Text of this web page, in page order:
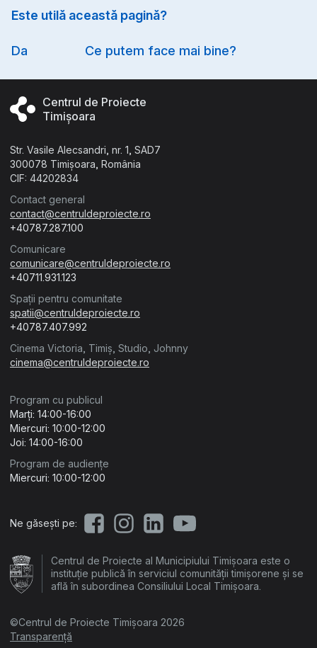
Este utilă această pagină?
Da Ce putem face mai bine?
Centrul de Proiecte
Timișoara
Str. Vasile Alecsandri, nr. 1, SAD7
300078 Timișoara, România
CIF: 44202834
Contact general
contact@centruldeproiecte.ro
+40787.287.100
Comunicare
comunicare@centruldeproiecte.ro
+40711.931.123
Spații pentru comunitate
spatii@centruldeproiecte.ro
+40787.407.992
Cinema Victoria, Timiș, Studio, Johnny
cinema@centruldeproiecte.ro
Program cu publicul
Marți: 14:00-16:00
Miercuri: 10:00-12:00
Joi: 14:00-16:00
Program de audiențe
Miercuri: 10:00-12:00
Ne găsești pe:
Centrul de Proiecte al Municipiului Timișoara este o
instituție publică în serviciul comunității timișorene și se
află în subordinea Consiliului Local Timișoara.
©Centrul de Proiecte Timișoara 2026
Transparență